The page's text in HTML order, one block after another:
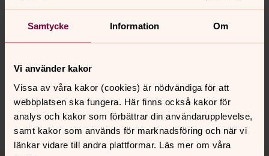
Samtycke Information Om
Vi använder kakor
Vissa av våra kakor (cookies) är nödvändiga för att
webbplatsen ska fungera. Här finns också kakor för
analys och kakor som förbättrar din användarupplevelse,
samt kakor som används för marknadsföring och när vi
länkar vidare till andra plattformar. Läs mer om våra
Synpunkter eller frågor på sidans
lundspastorat@svenskakyrkan.se
Dela